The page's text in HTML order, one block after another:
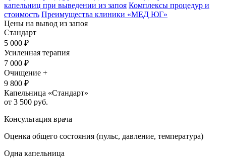
капельниц при выведении из запоя Комплексы процедур и
стоимость Преимущества клиники «МЕД ЮГ»
Цены на вывод из запоя
Стандарт
5 000 ₽
Усиленная терапия
7 000 ₽
Очищение +
9 800 ₽
Капельница «Стандарт»
от 3 500 руб.
Консультация врача
Оценка общего состояния (пульс, давление, температура)
Одна капельница